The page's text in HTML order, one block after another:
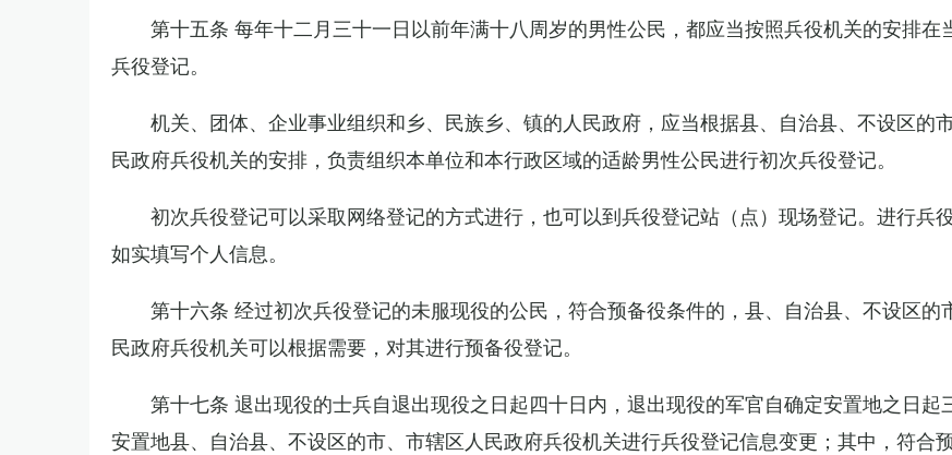
第十五条 每年十二月三十一日以前年满十八周岁的男性公民，都应当按照兵役机关的安排在
兵役登记。
机关、团体、企业事业组织和乡、民族乡、镇的人民政府，应当根据县、自治县、不设区的
民政府兵役机关的安排，负责组织本单位和本行政区域的适龄男性公民进行初次兵役登记。
初次兵役登记可以采取网络登记的方式进行，也可以到兵役登记站（点）现场登记。进行兵
如实填写个人信息。
第十六条 经过初次兵役登记的未服现役的公民，符合预备役条件的，县、自治县、不设区的
民政府兵役机关可以根据需要，对其进行预备役登记。
第十七条 退出现役的士兵自退出现役之日起四十日内，退出现役的军官自确定安置地之日起
安置地县、自治县、不设区的市、市辖区人民政府兵役机关进行兵役登记信息变更；其中，符合